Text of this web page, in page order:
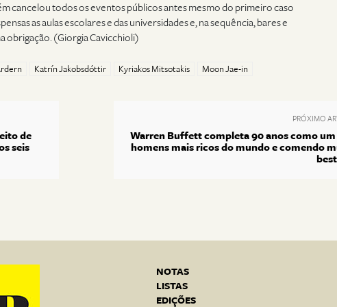
cancelou todos os eventos públicos antes mesmo do primeiro caso
as aulas escolares e das universidades e, na sequência, bares e
obrigação. (Giorgia Cavicchioli)
Katrín Jakobsdóttir Kyriakos Mitsotakis Moon Jae-in
de
seis
PRÓXIMO
Warren Buffett completa 90 anos como um
homens mais ricos do mundo e comendo
NOTAS
LISTAS
EDIÇÕES